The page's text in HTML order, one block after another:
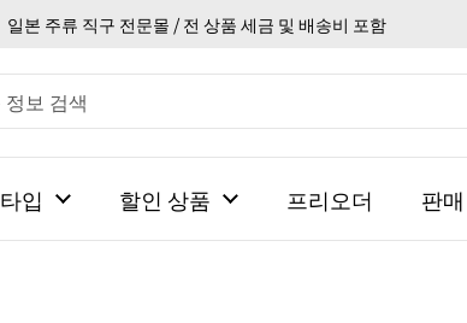
일본 주류 직구 전문몰 / 전 상품 세금 및 배송비 포함
타입 할인 상품 프리오더 판